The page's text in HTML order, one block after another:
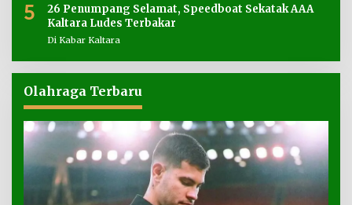
5
26 Penumpang Selamat, Speedboat Sekatak AAA
Kaltara Ludes Terbakar
Di Kabar Kaltara
Olahraga Terbaru